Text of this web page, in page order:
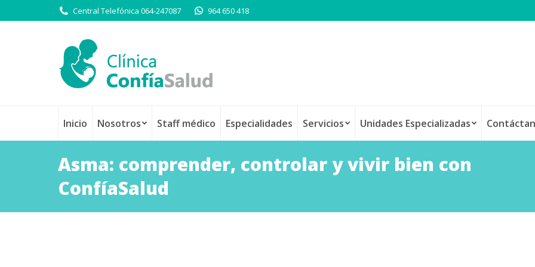
Central Telefónica 064-247087 964 650 418
Inicio Nosotros Staff médico Especialidades Servicios Unidades Especializadas
Asma: comprender, controlar y vivir bien con
ConfíaSalud